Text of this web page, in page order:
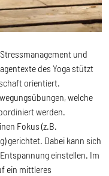
und
des Yoga stützt
orientiert.
welche
werden.
Fokus (z.B.
gerichtet. Dabei kann sich
einstellen. Im
ein mittleres